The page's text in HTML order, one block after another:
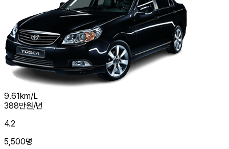
9.61km/L
388만원/년
4.2
5,500명